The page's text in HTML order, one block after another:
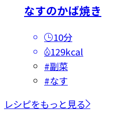
なすのかば焼き
10分
129kcal
#副菜
#なす
レシピをもっと見る